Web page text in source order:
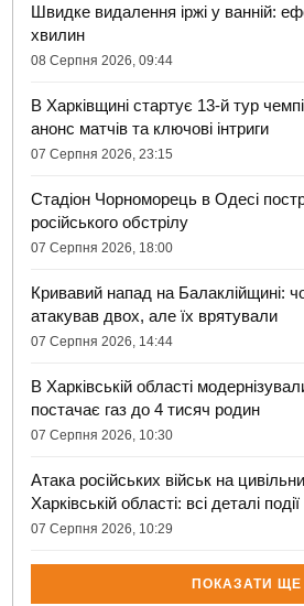
Швидке видалення іржі у ванній:
хвилин
08 Серпня 2026, 09:44
В Харківщині стартує 13-й тур
анонс матчів та ключові інтриги
07 Серпня 2026, 23:15
Стадіон Чорноморець в Одесі
російського обстрілу
07 Серпня 2026, 18:00
Кривавий напад на Балаклійщині:
атакував двох, але їх врятували
07 Серпня 2026, 14:44
В Харківській області
постачає газ до 4 тисяч родин
07 Серпня 2026, 10:30
Атака російських військ на
Харківській області: всі деталі події
07 Серпня 2026, 10:29
ПОКАЗАТИ ЩЕ